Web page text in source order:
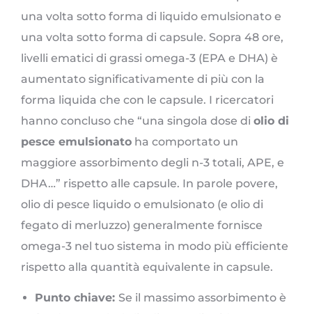
una volta sotto forma di liquido emulsionato e
una volta sotto forma di capsule. Sopra 48 ore,
livelli ematici di grassi omega-3 (EPA e DHA) è
aumentato significativamente di più con la
forma liquida che con le capsule. I ricercatori
hanno concluso che “una singola dose di olio di
pesce emulsionato ha comportato un
maggiore assorbimento degli n-3 totali, APE, e
DHA…” rispetto alle capsule. In parole povere,
olio di pesce liquido o emulsionato (e olio di
fegato di merluzzo) generalmente fornisce
omega-3 nel tuo sistema in modo più efficiente
rispetto alla quantità equivalente in capsule.
Punto chiave: Se il massimo assorbimento è